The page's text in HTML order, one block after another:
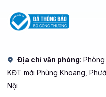
Địa chỉ văn phòng:
KĐT mới Phùng Khoang,
Nội